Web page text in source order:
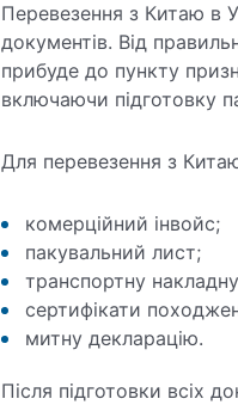
Перевезення з Китаю в
документів. Від
прибуде до пункту
включаючи підготовку
Для перевезення з
комерційний інвойс;
пакувальний лист;
транспортну
сертифікати
митну декларацію.
Після підготовки всіх